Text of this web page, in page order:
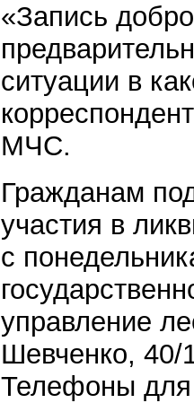
«Запись
ситуации в
МЧС.
Гражданам
участия в
с
управление
Шевченко, 40/
Телефоны для